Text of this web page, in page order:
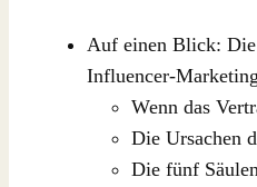
Auf einen Blick:
Influencer-Marketing
Wenn das
Die Ursachen
Die fünf